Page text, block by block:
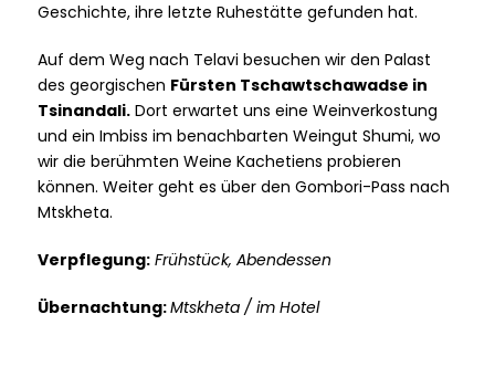
Geschichte, ihre letzte Ruhestätte gefunden hat.
Auf dem Weg nach Telavi besuchen wir den Palast
des georgischen Fürsten Tschawtschawadse in
Tsinandali. Dort erwartet uns eine Weinverkostung
und ein Imbiss im benachbarten Weingut Shumi, wo
wir die berühmten Weine Kachetiens probieren
können. Weiter geht es über den Gombori-Pass nach
Mtskheta.
Verpflegung: Frühstück, Abendessen
Übernachtung:Mtskheta / im Hotel